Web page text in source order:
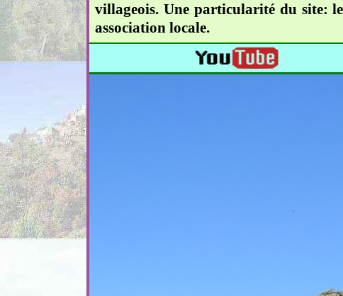
villageois. Une particularité du site:
association locale.